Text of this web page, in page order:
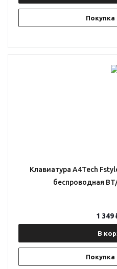
Покупка
Клавиатура A4Tech
беспроводная
В
Покупка
1 349